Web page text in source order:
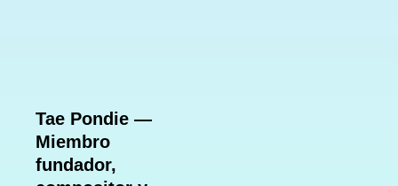
Tae Pondie —
Miembro
fundador,